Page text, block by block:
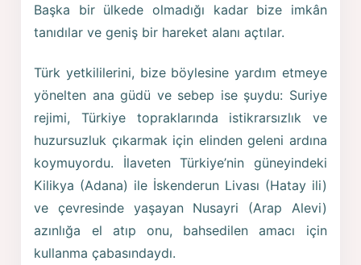
Başka bir ülkede olmadığı kadar bize imkân
tanıdılar ve geniş bir hareket alanı açtılar.
Türk yetkililerini, bize böylesine yardım etmeye
yönelten ana güdü ve sebep ise şuydu: Suriye
rejimi, Türkiye topraklarında istikrarsızlık ve
huzursuzluk çıkarmak için elinden geleni ardına
koymuyordu. İlaveten Türkiye’nin güneyindeki
Kilikya (Adana) ile İskenderun Livası (Hatay ili)
ve çevresinde yaşayan Nusayri (Arap Alevi)
azınlığa el atıp onu, bahsedilen amacı için
kullanma çabasındaydı.